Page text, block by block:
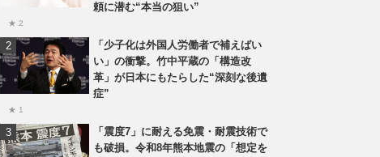
頼に潜む“本当の狙い”
★ 2
「少子化は外国人労働者で補えばい
い」の衝撃。竹中平蔵の「構造改
革」が日本にもたらした“深刻な後遺
症”
★ 1
「震度7」に耐える免震・耐震技術で
も破損。令和8年熊本地震の「想定を